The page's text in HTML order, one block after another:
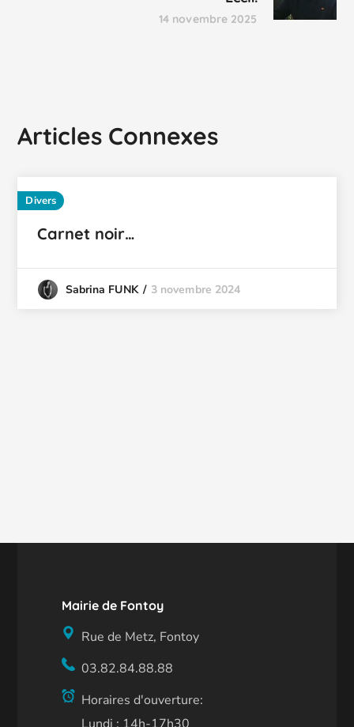
14 novembre 2025
Articles Connexes
Divers
Carnet noir…
Sabrina FUNK 3 novembre 2024
Mairie de Fontoy
Rue de Metz, Fontoy
03.82.84.88.88
Horaires d'ouverture: